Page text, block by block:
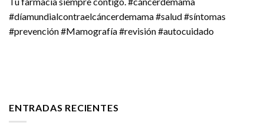
#díamundialcontraelcáncerdemama #salud #síntomas
#prevención #Mamografía #revisión #autocuidado
ENTRADAS RECIENTES